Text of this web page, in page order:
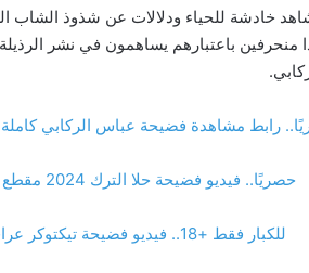
باعتبارهم يساهمون في نشر
رابط مشاهدة فضيحة عباس الركابي كاملة &#8220;بدون حذف&#8221;
حصريًا.. فيديو فضيحة حلا الترك 2024 مقطع حلا الترك المسرب كامل بدون حذف
للكبار فقط +18.. فيديو فضيحة تيكتوكر عراقية لينوسة 2024 كاملة بدقة عالية